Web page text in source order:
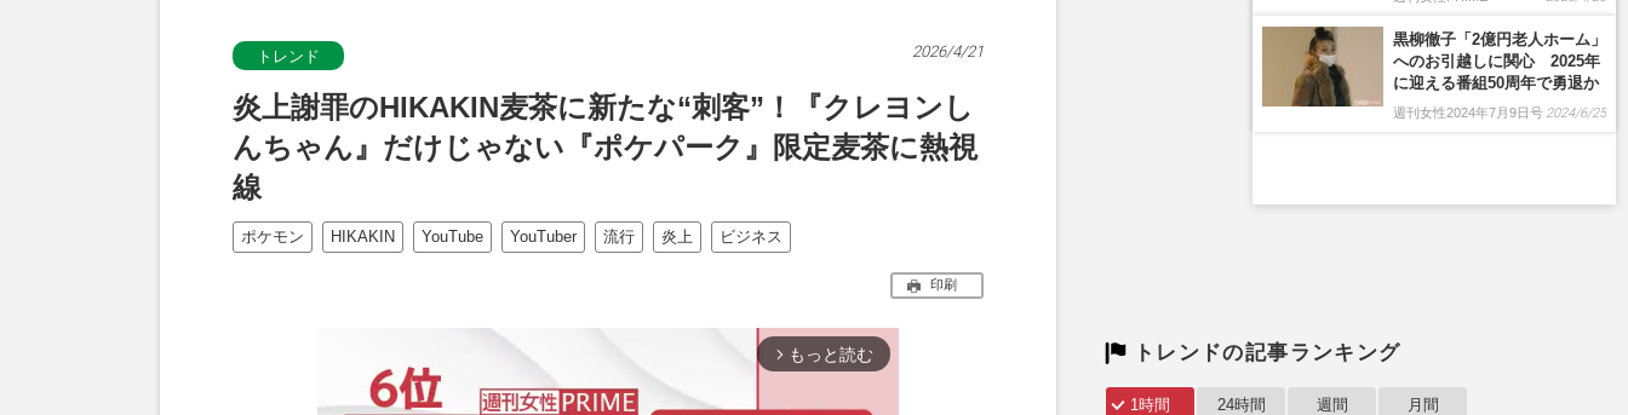
トレンド 2026/4/21
炎上謝罪のHIKAKIN麦茶に新たな“刺客”！『クレヨンし
んちゃん』だけじゃない『ポケパーク』限定麦茶に熱視
線
ポケモン HIKAKIN YouTube YouTuber 流行 炎上 ビジネス
印刷
arrow_forward_ios もっと読む トレンドの記事ランキング
1時間 24時間 週間 月間